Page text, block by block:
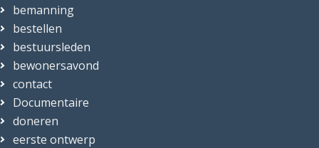
bemanning
bestellen
bestuursleden
bewonersavond
contact
Documentaire
doneren
eerste ontwerp